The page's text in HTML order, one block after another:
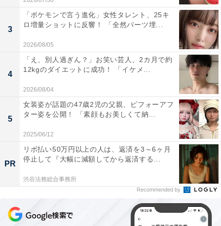
3
「ポケモンで言う進化」女性タレント、25キ
ロ増量ショットに反響！ 「全然パーツ埋...
2026/08/05
4
「え、別人過ぎん？」お笑い芸人、2カ月で約
12kgのダイエットに成功！ 「イケメ...
2026/08/04
5
女装姿が話題の47歳2児の父親、ビフォーアフ
ター姿を公開！ 「素顔もお美しくて納...
2025/06/12
PR
リボ払い50万円以上の人は、返済を3～6ヶ月
停止して『大幅に減額してから返済する...
渋谷法務総合事務所
Recommended by